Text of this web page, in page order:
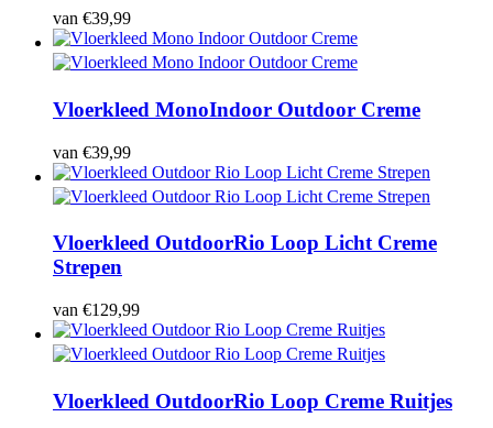
van €39,99
Vloerkleed MonoIndoor Outdoor Creme
van €39,99
Vloerkleed OutdoorRio Loop Licht Creme
Strepen
van €129,99
Vloerkleed OutdoorRio Loop Creme Ruitjes